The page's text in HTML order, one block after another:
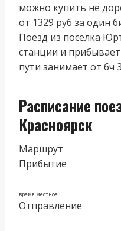
можно купить не
от 1329 руб за один
Поезд из поселка
станции и
пути занимает от 6ч
Расписание
Красноярск
Маршрут
Прибытие
время местное
Отправление